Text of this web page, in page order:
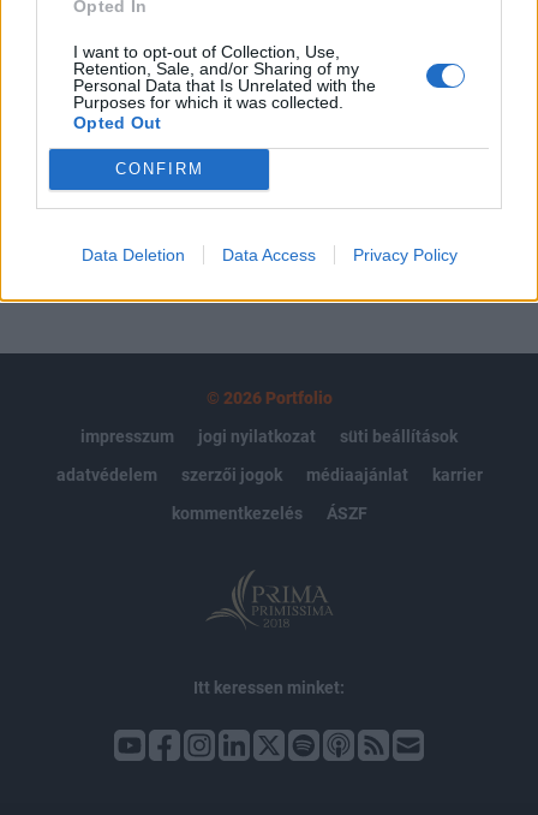
Opted In
I want to opt-out of Collection, Use,
Retention, Sale, and/or Sharing of my
Personal Data that Is Unrelated with the
Purposes for which it was collected.
Opted Out
CONFIRM
Data Deletion Data Access Privacy Policy
kötéslistái
MÁR ELŐFIZETŐNK VAGY?BEJELENTKEZÉS
© 2026 Portfolio
impresszum
jogi nyilatkozat
süti beállítások
adatvédelem
szerzői jogok médiaajánlat
karrier
kommentkezelés
ÁSZF
Itt keressen minket: